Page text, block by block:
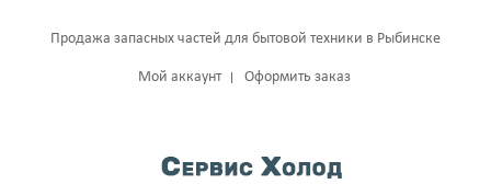
Продажа запасных частей для бытовой техники в Рыбинске
Мой аккаунт Оформить заказ